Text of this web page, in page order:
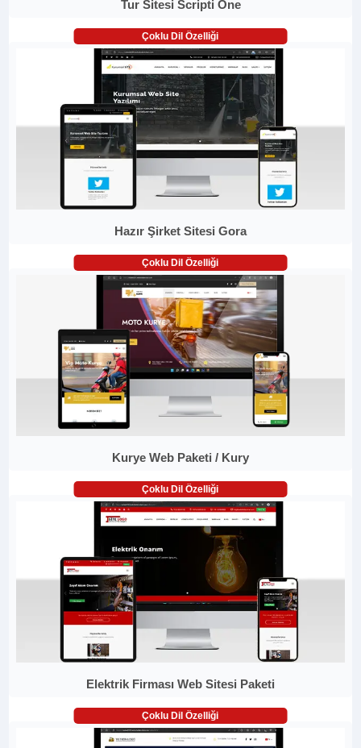
Tur Sitesi Scripti One
Çoklu Dil Özelliği
Hazır Şirket Sitesi Gora
Çoklu Dil Özelliği
Kurye Web Paketi / Kury
Çoklu Dil Özelliği
Elektrik Firması Web Sitesi Paketi
Çoklu Dil Özelliği